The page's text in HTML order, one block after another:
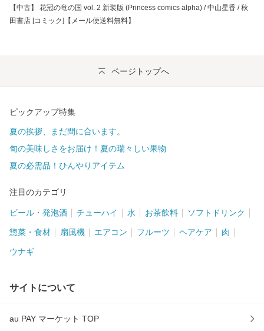
【中古】 花冠の竜の国 vol. 2 新装版 (Princess comics alpha) / 中山星香 / 秋
田書店 [コミック]【メール便送料無料】
ページトップへ
ピックアップ特集
夏の挨拶、まだ間に合います。
旬の美味しさをお届け！夏の瑞々しい果物
夏の必需品！ひんやりアイテム
注目のカテゴリ
ビール・発泡酒 チューハイ 水 お茶飲料 ソフトドリンク
惣菜・食材 扇風機 エアコン フルーツ ヘアケア 肉
ウナギ
サイトについて
au PAY マーケット TOP